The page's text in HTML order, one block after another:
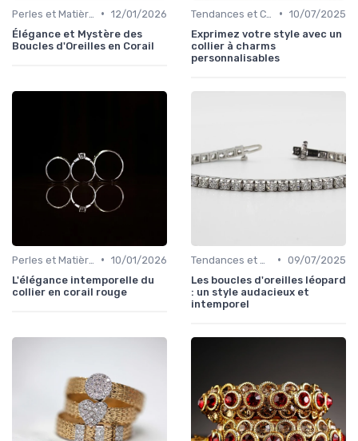
• 12/01/2026
Élégance et Mystère des
Boucles d'Oreilles en Corail
• 10/07/2025
Exprimez votre style avec un
collier à charms
personnalisables
• 10/01/2026
L'élégance intemporelle du
collier en corail rouge
• 09/07/2025
Les boucles d'oreilles léopard
: un style audacieux et
intemporel